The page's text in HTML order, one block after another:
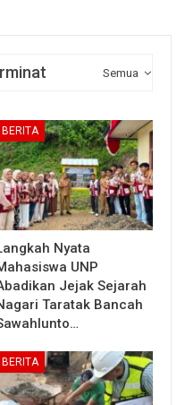
Semua
BERITA
Nyata
UNP
Jejak Sejarah
Taratak Bancah
BERITA